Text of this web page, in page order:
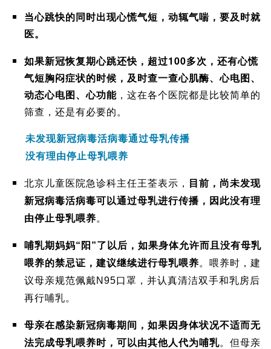
当心跳快的同时出现心慌气短，动辄气喘，要及时就
医。
如果新冠恢复期心跳还快，超过100多次，还有心慌
气短胸闷症状的时候，及时查一查心肌酶、心电图、
动态心电图、心功能 ，这在各个医院都是比较简单的
筛查，还是有必要的。
未发现新冠病毒活病毒通过母乳传播
没有理由停止母乳喂养
北京儿童医院急诊科主任王荃表示，
目前，尚未发现
新冠病毒活病毒可以通过母乳进行传播，因此没有理
由停止母乳喂养。
哺乳期妈妈“阳”了以后，如果身体允许而且没有母乳
喂养的禁忌证，建议继续进行母乳喂养。喂养时，建
议母亲规范佩戴N95口罩，并认真清洁双手和乳房后
再行哺乳。
母亲在感染新冠病毒期间，如果因身体状况不适而无
法完成母乳喂养时，可以由其他人代为哺乳。但母亲